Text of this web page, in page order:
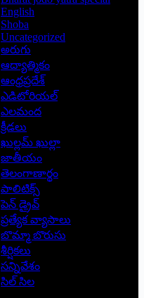
English
Shoba
Uncategorized
అరుగు
ఆద్యాత్మికం
ఆంధ్రప్రదేశ్
ఎడిటోరియల్
ఎలమంద
క్రీడలు
ఖుల్లమ్ ఖుల్లా
జాతీయం
తెలంగాణార్థం
పాలిటిక్స్
పెన్ డ్రైవ్
ప్రత్యేక వ్యాసాలు
బొమ్మా బొరుసు
శీర్షికలు
సన్నివేశం
సిల్ సిల